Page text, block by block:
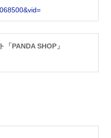
PANDA SHOP」